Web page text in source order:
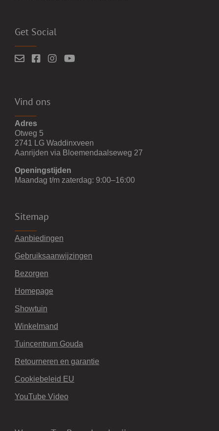
Get Social
Vind ons
Adres
Otweg 5
2741 LG Waddinxveen
Aanrijden via Bloemendaalseweg 27
Openingstijden
Maandag t/m zaterdag: 9:00–16:00
Sitemap
Aanbiedingen
Gebruiksaanwijzingen
Bezorgen
Homepage
Showtuin
Winkelmand
Tuincentrum Gouda
Retourneren en garantie
Cookiebeleid EU
YouTube Video